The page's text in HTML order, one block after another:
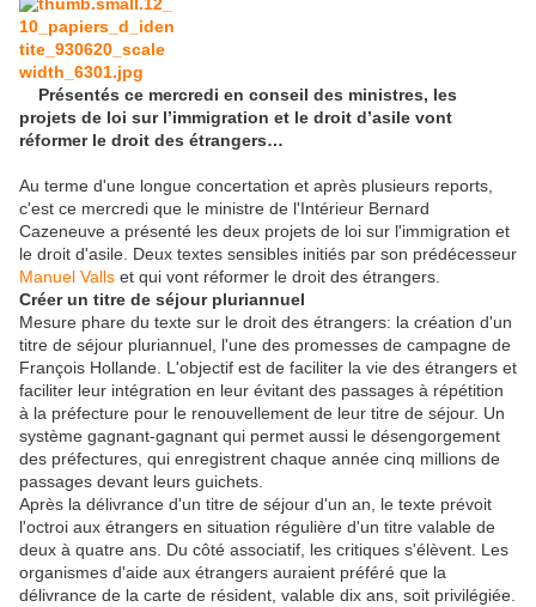
Présentés ce mercredi en conseil des ministres, les
projets de loi sur l’immigration et le droit d’asile vont
réformer le droit des étrangers…
Au terme d'une longue concertation et après plusieurs reports,
c'est ce mercredi que le ministre de l'Intérieur Bernard
Cazeneuve a présenté les deux projets de loi sur l'immigration et
le droit d'asile. Deux textes sensibles initiés par son prédécesseur
Manuel Valls et qui vont réformer le droit des étrangers.
Créer un titre de séjour pluriannuel
Mesure phare du texte sur le droit des étrangers: la création d'un
titre de séjour pluriannuel, l'une des promesses de campagne de
François Hollande. L'objectif est de faciliter la vie des étrangers et
faciliter leur intégration en leur évitant des passages à répétition
à la préfecture pour le renouvellement de leur titre de séjour. Un
système gagnant-gagnant qui permet aussi le désengorgement
des préfectures, qui enregistrent chaque année cinq millions de
passages devant leurs guichets.
Après la délivrance d'un titre de séjour d'un an, le texte prévoit
l'octroi aux étrangers en situation régulière d'un titre valable de
deux à quatre ans. Du côté associatif, les critiques s'élèvent. Les
organismes d'aide aux étrangers auraient préféré que la
délivrance de la carte de résident, valable dix ans, soit privilégiée.